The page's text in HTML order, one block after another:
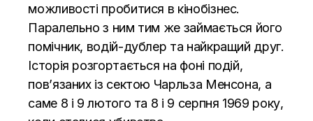
можливості пробитися в кінобізнес.
Паралельно з ним тим же займається його
помічник, водій-дублер та найкращий друг.
Історія розгортається на фоні подій,
пов’язаних із сектою Чарльза Менсона, а
саме 8 і 9 лютого та 8 і 9 серпня 1969 року,